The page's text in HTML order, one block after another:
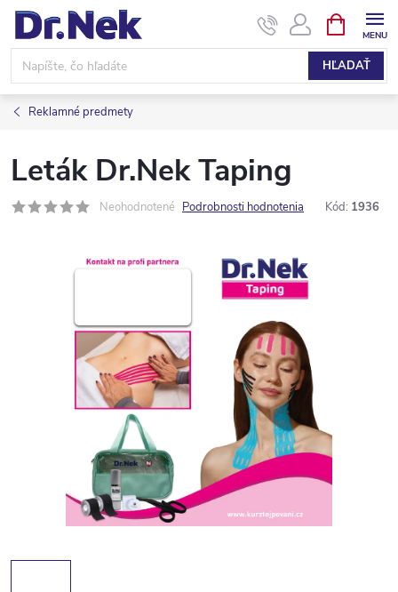
Prejsť
obsah
HĽADAŤ
KOŠÍK
Reklamné predmety
Leták Dr.Nek Taping
Neohodnotené Podrobnosti hodnotenia Kód: 1936